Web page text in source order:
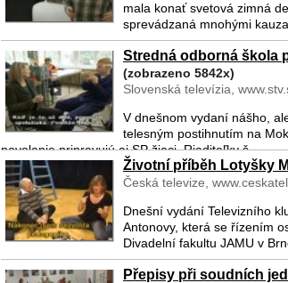
mala konať svetová zimná
sprevádzaná mnohými
Stredná odborná škola
(zobrazeno 5842x)
Slovenská televízia,
V dnešnom vydaní nášho,
telesným postihnutím na
povolanie pripravujú aj SP žiaci. Riaditeľky š ...
Životní příběh Lotyšky
Česká televize,
Dnešní vydání Televizního
Antonovy, která se řízením
Divadelní fakultu JAMU v
Přepisy při soudních